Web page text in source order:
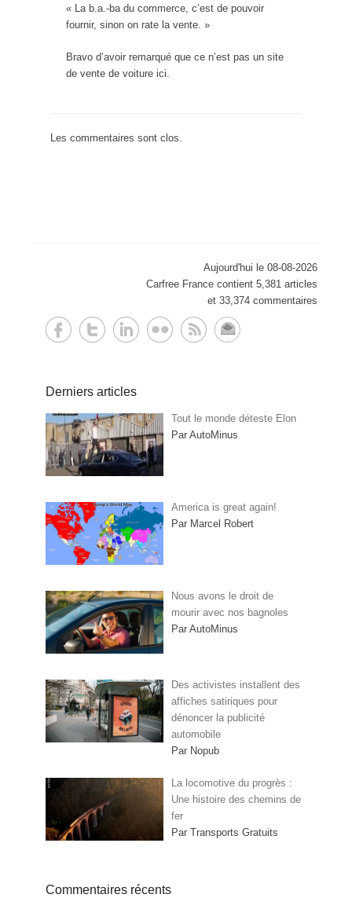
« La b.a.-ba du commerce, c’est de pouvoir
fournir, sinon on rate la vente. »
Bravo d’avoir remarqué que ce n’est pas un site
de vente de voiture ici.
Les commentaires sont clos.
Aujourd'hui le 08-08-2026
Carfree France contient 5,381 articles
et 33,374 commentaires
Derniers articles
Tout le monde déteste Elon
Par AutoMinus
America is great again!
Par Marcel Robert
Nous avons le droit de
mourir avec nos bagnoles
Par AutoMinus
Des activistes installent des
affiches satiriques pour
dénoncer la publicité
automobile
Par Nopub
La locomotive du progrès :
Une histoire des chemins de
fer
Par Transports Gratuits
Commentaires récents